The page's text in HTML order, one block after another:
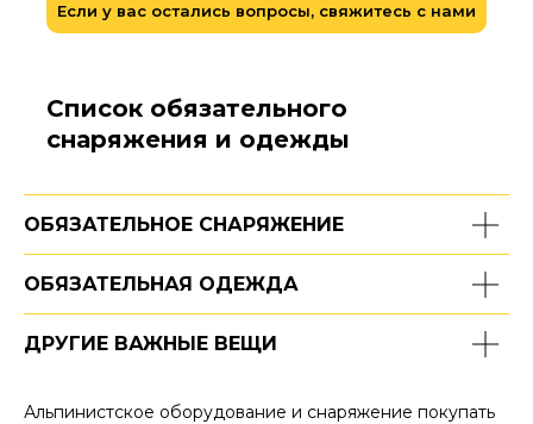
Если у вас остались вопросы, свяжитесь с нами
Список обязательного
снаряжения и одежды
ОБЯЗАТЕЛЬНОЕ СНАРЯЖЕНИЕ
ОБЯЗАТЕЛЬНАЯ ОДЕЖДА
ДРУГИЕ ВАЖНЫЕ ВЕЩИ
Альпинистское оборудование и снаряжение покупать